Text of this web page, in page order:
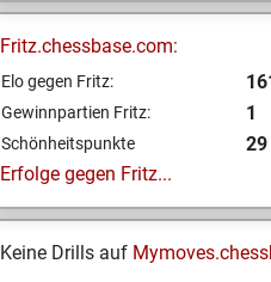
Fritz.chessbase.com:
Elo gegen Fritz:
Gewinnpartien Fritz: 1
Schönheitspunkte
29
Erfolge gegen Fritz...
Keine Drills auf